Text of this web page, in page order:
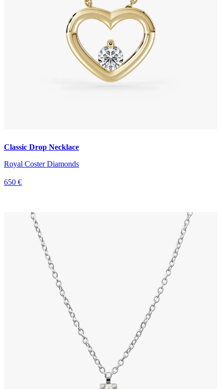
Classic Drop Necklace
Royal Coster Diamonds
650 €